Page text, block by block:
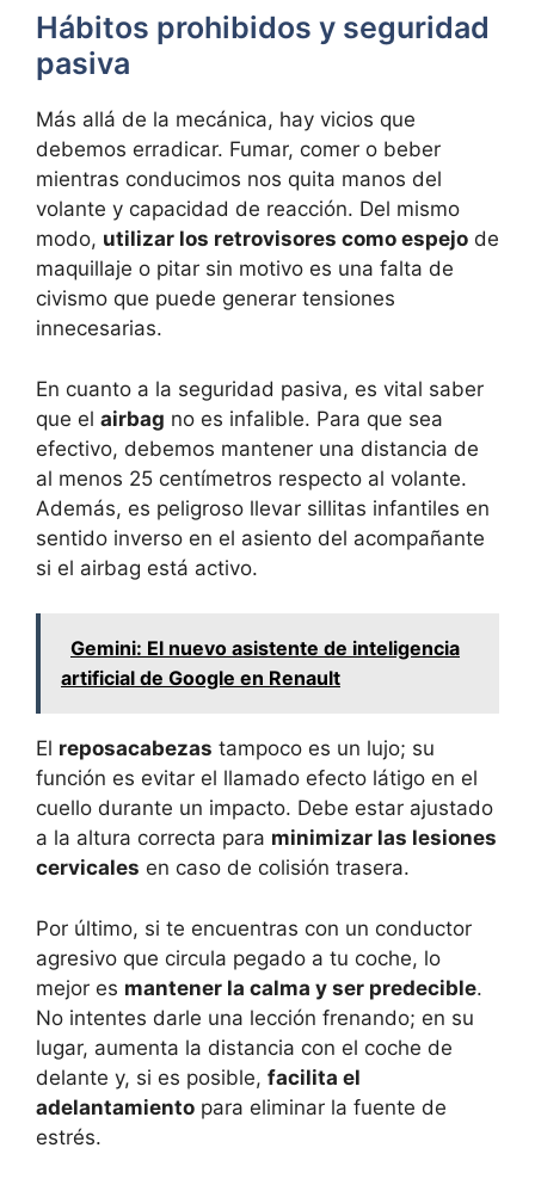
Hábitos prohibidos y seguridad
pasiva
Más allá de la mecánica, hay vicios que
debemos erradicar. Fumar, comer o beber
mientras conducimos nos quita manos del
volante y capacidad de reacción. Del mismo
modo, utilizar los retrovisores como espejo de
maquillaje o pitar sin motivo es una falta de
civismo que puede generar tensiones
innecesarias.
En cuanto a la seguridad pasiva, es vital saber
que el airbag no es infalible. Para que sea
efectivo, debemos mantener una distancia de
al menos 25 centímetros respecto al volante.
Además, es peligroso llevar sillitas infantiles en
sentido inverso en el asiento del acompañante
si el airbag está activo.
Gemini: El nuevo asistente de inteligencia
artificial de Google en Renault
El reposacabezas tampoco es un lujo; su
función es evitar el llamado efecto látigo en el
cuello durante un impacto. Debe estar ajustado
a la altura correcta para minimizar las lesiones
cervicales en caso de colisión trasera.
Por último, si te encuentras con un conductor
agresivo que circula pegado a tu coche, lo
mejor es mantener la calma y ser predecible.
No intentes darle una lección frenando; en su
lugar, aumenta la distancia con el coche de
delante y, si es posible, facilita el
adelantamiento para eliminar la fuente de
estrés.